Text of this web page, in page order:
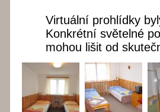
Virtuální prohlídky
Konkrétní světelné
mohou lišit od